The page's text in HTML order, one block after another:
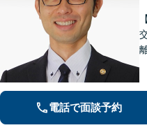
電話で面談予約